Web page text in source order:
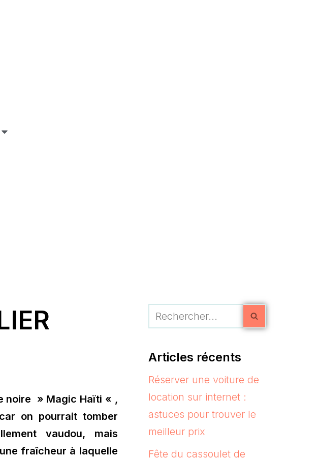
noire » Magic Haïti « ,
on pourrait tomber
vaudou, mais
fraîcheur à laquelle
Articles récents
Réserver une voiture de
location sur internet :
astuces pour trouver le
meilleur prix
Fête du cassoulet de